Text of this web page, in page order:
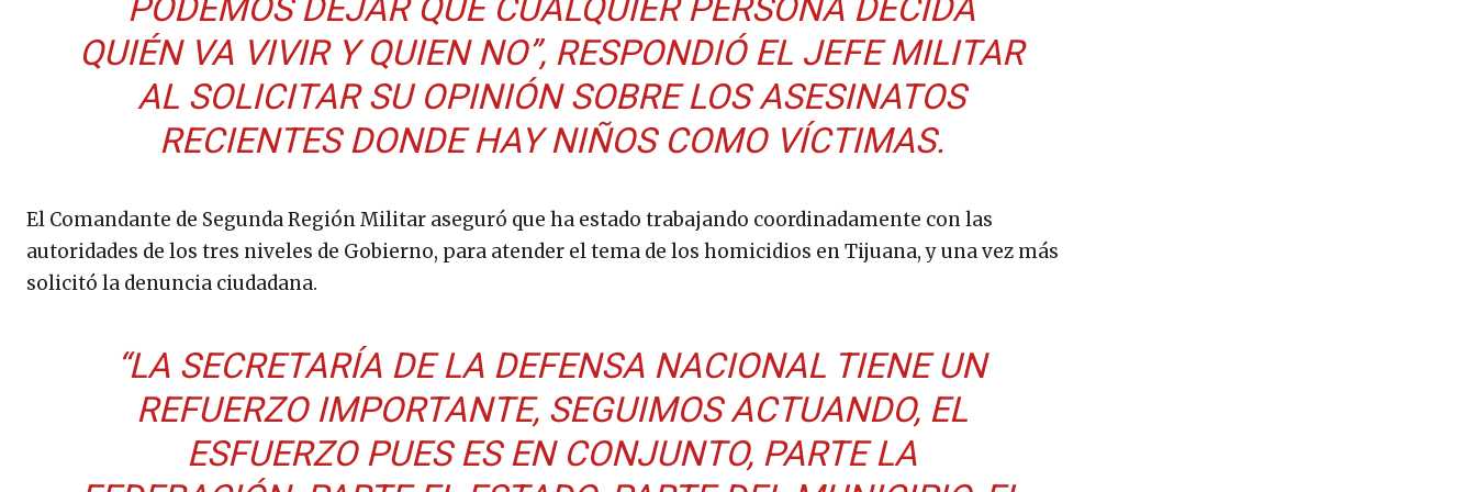
PODEMOS DEJAR QUE CUALQUIER PERSONA DECIDA
QUIÉN VA VIVIR Y QUIEN NO”, RESPONDIÓ EL JEFE MILITAR
AL SOLICITAR SU OPINIÓN SOBRE LOS ASESINATOS
RECIENTES DONDE HAY NIÑOS COMO VÍCTIMAS.
El Comandante de Segunda Región Militar aseguró que ha estado trabajando coordinadamente con las
autoridades de los tres niveles de Gobierno, para atender el tema de los homicidios en Tijuana, y una vez más
solicitó la denuncia ciudadana.
“LA SECRETARÍA DE LA DEFENSA NACIONAL TIENE UN
REFUERZO IMPORTANTE, SEGUIMOS ACTUANDO, EL
ESFUERZO PUES ES EN CONJUNTO, PARTE LA